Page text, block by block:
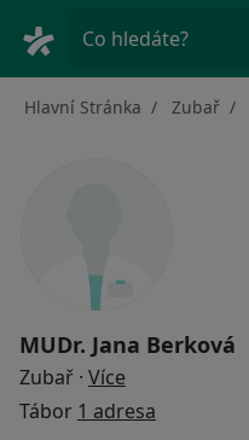
Co hledáte?
Hlavní Stránka Zubař
MUDr. Jana Berková
Zubař · Více
Tábor 1 adresa